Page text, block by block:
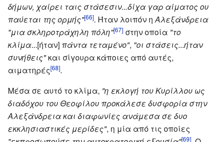
δήμων, χαίρει ταις στάσεσιν...δίχα γαρ αίματος ου
παύεται της ορμής"[66]. Ήταν λοιπόν η Αλεξάνδρεια
"μια σκληροτράχηλη πόλη"[67] στην οποία "το
κλίμα...[ήταν] πάντα τεταμένο", "οι στάσεις...ήταν
συνήθεις"και σίγουρα κάποιες από αυτές,
αιματηρές[68].
Μέσα σε αυτό το κλίμα, "η εκλογή του Κυρίλλου ως
διαδόχου του Θεοφίλου προκάλεσε δυσφορία στην
Αλεξάνδρεια και διαφωνίες ανάμεσα σε δυο
εκκλησιαστικές μερίδες", η μία από τις οποίες
[69]